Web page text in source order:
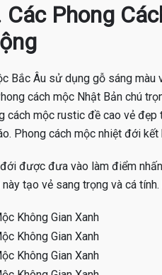
Các Phong
Bắc Âu sử dụng gỗ sáng
cách mộc Nhật Bản chú
cách mộc rustic đề cao vẻ
Phong cách mộc nhiệt đới kết
được đưa vào làm điểm
tạo vẻ sang trọng và cá